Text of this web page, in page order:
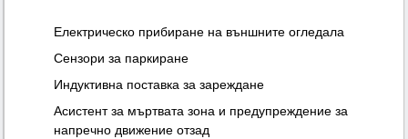
Електрическо прибиране на външните огледала
Сензори за паркиране
Индуктивна поставка за зареждане
Асистент за мъртвата зона и предупреждение за
напречно движение отзад